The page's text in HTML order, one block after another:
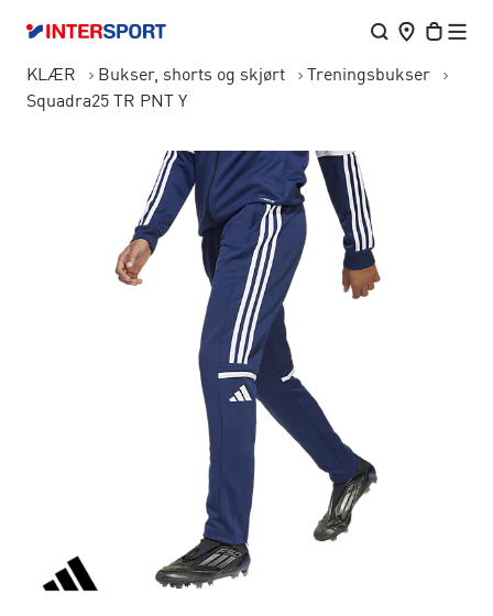
KLÆR Bukser, shorts og skjørt
Treningsbukser
Squadra25 TR PNT Y